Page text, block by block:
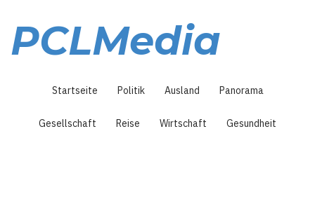
Inhalt
PCLMedia
Startseite Politik Ausland Panorama
Gesellschaft Reise Wirtschaft Gesundheit